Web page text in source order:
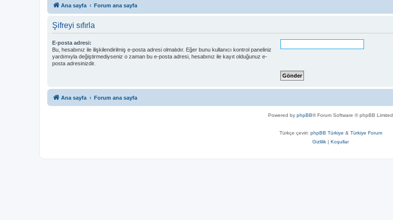
Ana sayfa Forum ana sayfa
Şifreyi sıfırla
E-posta adresi:
Bu, hesabınız ile ilişkilendirilmiş e-posta adresi olmalıdır. Eğer bunu kullanıcı kontrol paneliniz
yardımıyla değiştirmediyseniz o zaman bu e-posta adresi, hesabınız ile kayıt olduğunuz e-
posta adresinizdir.
Ana sayfa Forum ana sayfa
Powered by phpBB® Forum Software © phpBB Limited
Türkçe çeviri: phpBB Türkiye & Türkiye Forum
Gizlilik | Koşullar